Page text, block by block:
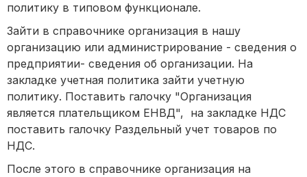
политику в типовом функционале.
Зайти в справочнике организация в нашу
организацию или администрирование - сведения о
предприятии- сведения об организации. На
закладке учетная политика зайти учетную
политику. Поставить галочку "Организация
является плательщиком ЕНВД", на закладке НДС
поставить галочку Раздельный учет товаров по
НДС.
После этого в справочнике организация на